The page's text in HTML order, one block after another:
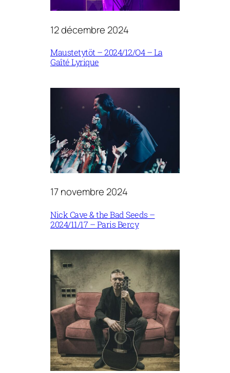
12 décembre 2024
Maustetytöt – 2024/12/O4 – La
Gaîté Lyrique
17 novembre 2024
Nick Cave & the Bad Seeds –
2024/11/17 – Paris Bercy